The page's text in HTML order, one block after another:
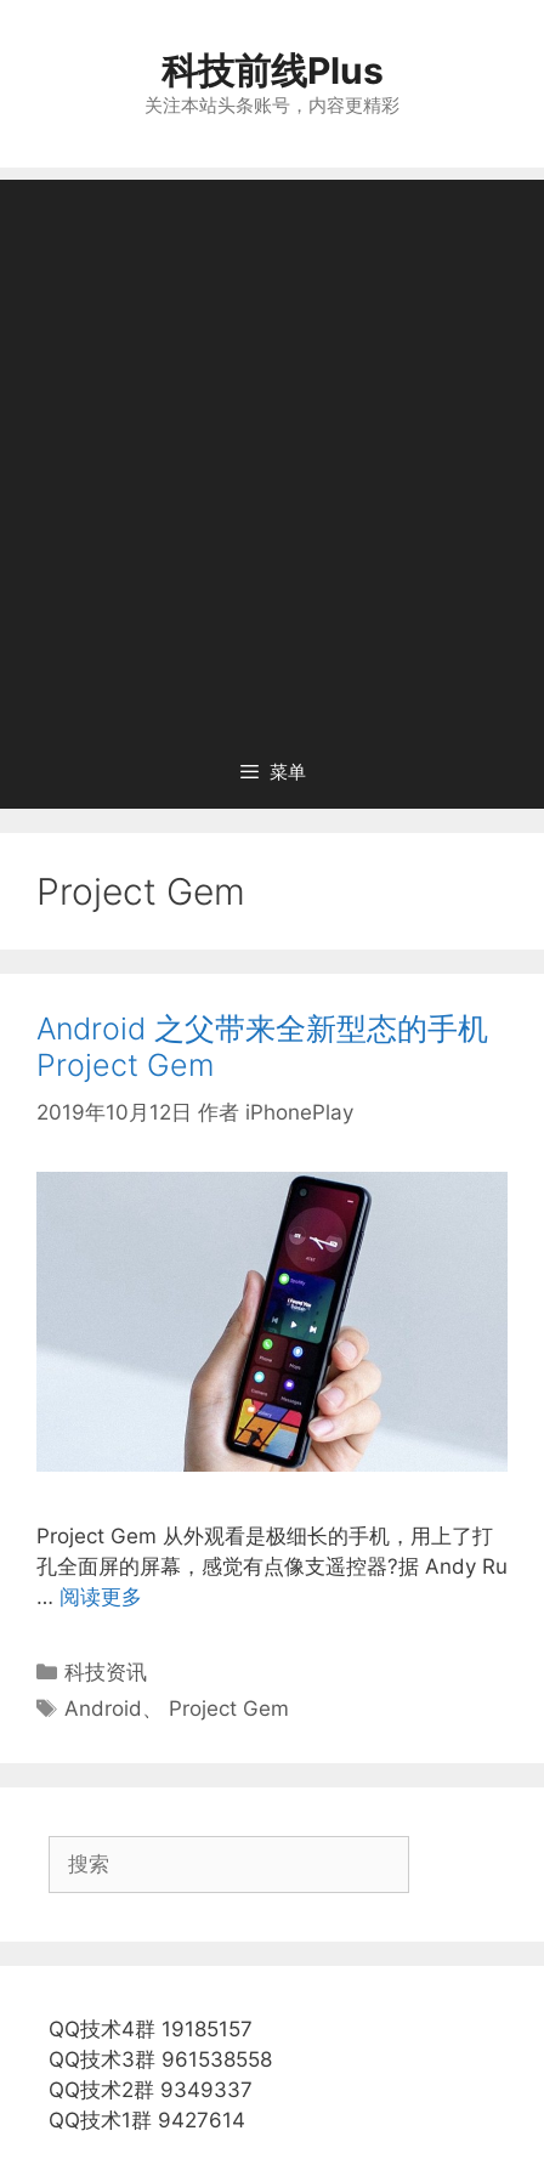
科技前线Plus
关注本站头条账号，内容更精彩
菜单
Project Gem
Android 之父带来全新型态的手机
Project Gem
2019年10月12日 作者 iPhonePlay
Project Gem 从外观看是极细长的手机，用上了打
孔全面屏的屏幕，感觉有点像支遥控器?据 Andy Ru
… 阅读更多
分
类
科技资讯
标
Android 、 Project Gem
QQ技术4群 19185157
QQ技术3群 961538558
QQ技术2群 9349337
QQ技术1群 9427614